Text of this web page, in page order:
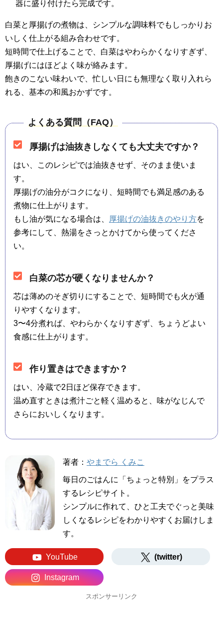
器に盛り付けたら完成です。
白菜と厚揚げの煮物は、シンプルな調味料でもしっかりお
いしく仕上がる組み合わせです。
短時間で仕上げることで、白菜はやわらかくなりすぎず、
厚揚げにはほどよく味が絡みます。
飽きのこない味わいで、忙しい日にも無理なく取り入れら
れる、基本の和風おかずです。
よくある質問（FAQ）
厚揚げは油抜きしなくても大丈夫ですか？
はい、このレシピでは油抜きせず、そのまま使いま
す。
厚揚げの油分がコクになり、短時間でも満足感のある
煮物に仕上がります。
もし油が気になる場合は、
厚揚げの油抜きのやり方を
参考にして、熱湯をさっとかけてから使ってくださ
い。
白菜の芯が硬くなりませんか？
芯は薄めのそぎ切りにすることで、短時間でも火が通
りやすくなります。
3〜4分煮れば、やわらかくなりすぎず、ちょうどよい
食感に仕上がります。
作り置きはできますか？
はい、冷蔵で2日ほど保存できます。
温め直すときは煮汁ごと軽く温めると、味がなじんで
さらにおいしくなります。
著者： やまでら くみこ
毎日のごはんに「ちょっと特別」をプラス
するレシピサイト。
シンプルに作れて、ひと工夫でぐっと美味
しくなるレシピをわかりやすくお届けしま
す。
YouTube (twitter)
Instagram
スポンサーリンク